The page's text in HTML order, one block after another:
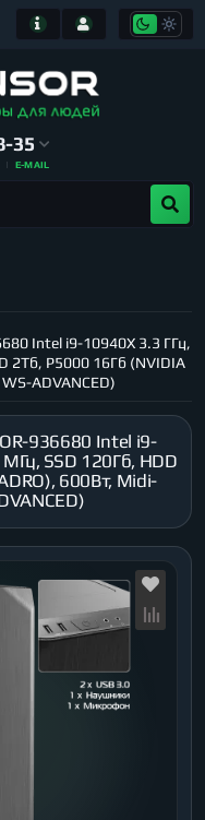
35
E-MAIL
Intel i9-10940X 3.3 ГГц,
2Тб, P5000 16Гб (NVIDIA
ADVANCED)
936680 Intel i9-
SSD 120Гб, HDD
600Вт, Midi-